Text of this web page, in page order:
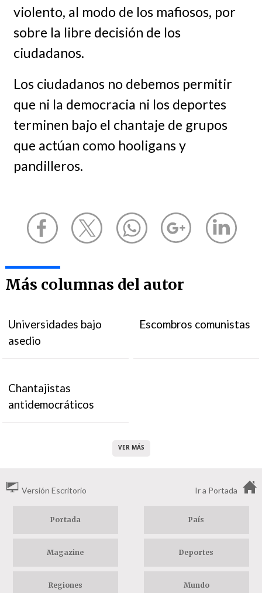
violento, al modo de los mafiosos, por
sobre la libre decisión de los
ciudadanos.
Los ciudadanos no debemos permitir
que ni la democracia ni los deportes
terminen bajo el chantaje de grupos
que actúan como hooligans y
pandilleros.
Más columnas del autor
Universidades bajo
asedio
Escombros comunistas
Chantajistas
antidemocráticos
VER MÁS
Versión Escritorio Ir a Portada
Portada País
Magazine Deportes
Regiones Mundo